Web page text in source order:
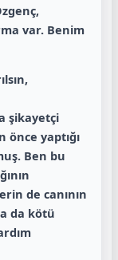
var. Benim
şikayetçi
yaptığı
Ben bu
de canının
da kötü